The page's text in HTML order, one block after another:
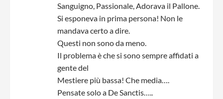
Sanguigno, Passionale, Adorava il Pallone.
Si esponeva in prima persona! Non le
mandava certo a dire.
Questi non sono da meno.
Il problema è che si sono sempre affidati a
gente del
Mestiere più bassa! Che media….
Pensate solo a De Sanctis…..